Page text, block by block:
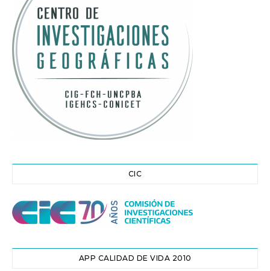
CIC
APP CALIDAD DE VIDA 2010